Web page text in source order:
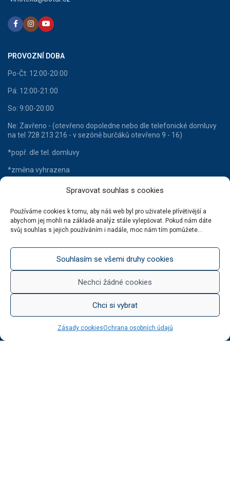
Spravovat souhlas s cookies
Používáme cookies k tomu, aby náš web byl pro uživatele přívětivější a
abychom jej mohli na základě analýz stále vylepšovat. Pokud nám dáte
svůj souhlas s jejich používáním i nadále, moc nám tím pomůžete...
Souhlasím se všemi druhy cookies
Nechci žádné cookies
Chci si vybrat
Zásady cookiesOchrana osobních údajů
PROVOZNÍ DOBA
Po-Čt: 12:00-20:00
Pá: 12:00-21:00
So: 9:00-20:00
Ne: Zavřeno - (otevřeno dopoledne nebo dle telefonické domluvy
na tel 728 213 216 - v sezóně burčáků otevřeno 9 - 16)
*popř. dle tel. domluvy
*změna vyhrazena
HLAVNÍ KATEGORIE
Lahvové víno
Šumivá vína
Něco na zub
Dárkové balení